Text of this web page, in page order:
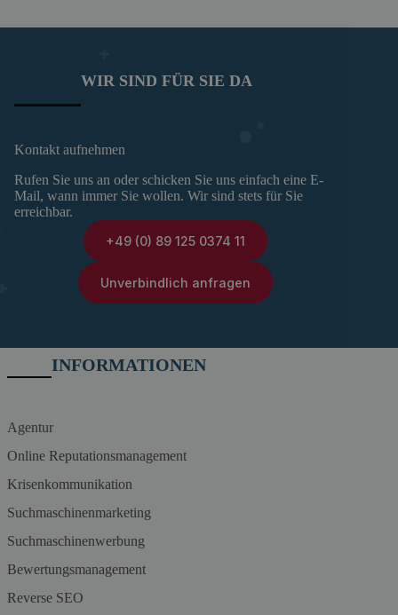
WIR SIND FÜR SIE DA
Kontakt aufnehmen
Rufen Sie uns an oder schicken Sie uns einfach eine E-
Mail, wann immer Sie wollen. Wir sind stets für Sie
erreichbar.
+49 (0) 89 125 0374 11
Unverbindlich anfragen
INFORMATIONEN
Agentur
Online Reputationsmanagement
Krisenkommunikation
Suchmaschinenmarketing
Suchmaschinenwerbung
Bewertungsmanagement
Reverse SEO